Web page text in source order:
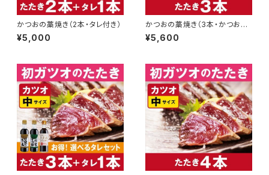
かつおの藁焼き（2本・タレ付き）
¥5,000
かつおの藁焼き（3本・かつおの
み）
¥5,600